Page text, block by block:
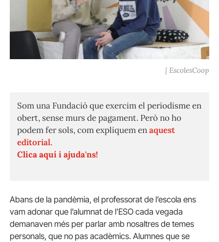
| EscolesCoop
Som una Fundació que exercim el periodisme en
obert, sense murs de pagament. Però no ho
podem fer sols, com expliquem enaquest
editorial.
Clica aquí i ajuda'ns!
Abans de la pandèmia, el professorat de l’escola ens
vam adonar que l’alumnat de l’ESO cada vegada
demanaven més per parlar amb nosaltres de temes
personals, que no pas acadèmics. Alumnes que se